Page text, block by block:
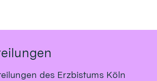
des Erzbistums Köln